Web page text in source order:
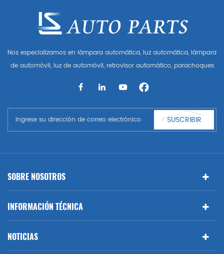
Nos especializamos en lámpara automática, luz automática, lámpara
de automóvil, luz de automóvil, retrovisor automático, parachoques
automático, parte del cuerpo automática, etc. y accesorios de
Benz, BMW
SUSCRIBIR
SOBRE NOSOTROS
INFORMACIÓN TÉCNICA
NOTICIAS